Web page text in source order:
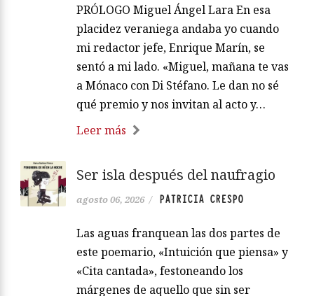
PRÓLOGO Miguel Ángel Lara En esa
placidez veraniega andaba yo cuando
mi redactor jefe, Enrique Marín, se
sentó a mi lado. «Miguel, mañana te vas
a Mónaco con Di Stéfano. Le dan no sé
qué premio y nos invitan al acto y…
Leer más
Ser isla después del naufragio
agosto 06, 2026 / PATRICIA CRESPO
Las aguas franquean las dos partes de
este poemario, «Intuición que piensa» y
«Cita cantada», festoneando los
márgenes de aquello que sin ser